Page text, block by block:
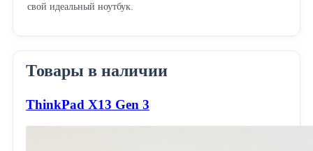
свой идеальный ноутбук.
Товары в наличии
ThinkPad X13 Gen 3